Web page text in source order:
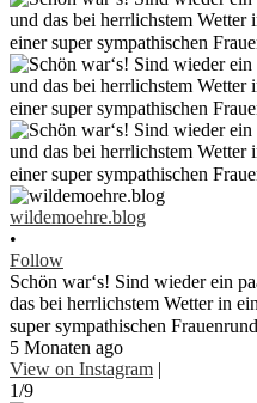
wildemoehre.blog
•
Follow
Schön war‘s! Sind wieder ein
das bei herrlichstem Wetter in
super sympathischen
5 Monaten ago
View on Instagram |
1/9